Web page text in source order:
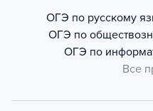
ОГЭ по русскому
ОГЭ по
ОГЭ по
Все